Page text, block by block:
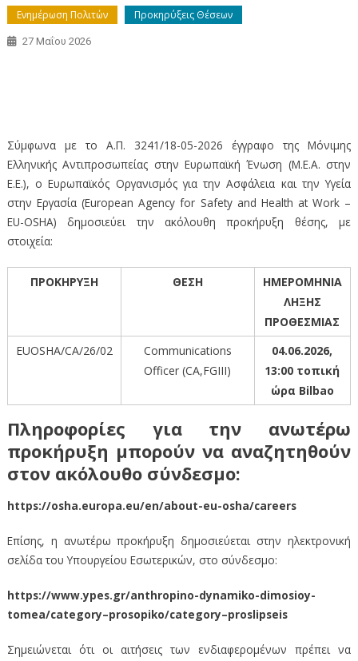
Ενημέρωση Πολιτών Προκηρύξεις Θέσεων
27 Μαΐου 2026
Σύμφωνα με το Α.Π. 3241/18-05-2026 έγγραφο της Μόνιμης
Ελληνικής Αντιπροσωπείας στην Ευρωπαϊκή Ένωση (Μ.Ε.Α. στην
Ε.Ε.), ο Ευρωπαϊκός Οργανισμός για την Ασφάλεια και την Υγεία
στην Εργασία (European Agency for Safety and Health at Work –
EU-OSHA) δημοσιεύει την ακόλουθη προκήρυξη θέσης, με
στοιχεία:
ΠΡΟΚΗΡΥΞΗ ΘΕΣΗ
ΗΜΕΡΟΜΗΝΙΑ
ΛΗΞΗΣ
ΠΡΟΘΕΣΜΙΑΣ
EUOSHA/CA/26/02
Communications
Officer (CA,FGIII)
04.06.2026,
13:00 τοπική
ώρα Bilbao
Πληροφορίες για την ανωτέρω
προκήρυξη μπορούν να αναζητηθούν
στον ακόλουθο σύνδεσμο:
https://osha.europa.eu/en/about-eu-osha/careers
Επίσης, η ανωτέρω προκήρυξη δημοσιεύεται στην ηλεκτρονική
σελίδα του Υπουργείου Εσωτερικών, στο σύνδεσμο:
https://www.ypes.gr/anthropino-dynamiko-dimosioy-
tomea/category–prosopiko/category–proslipseis
Σημειώνεται ότι οι αιτήσεις των ενδιαφερομένων πρέπει να